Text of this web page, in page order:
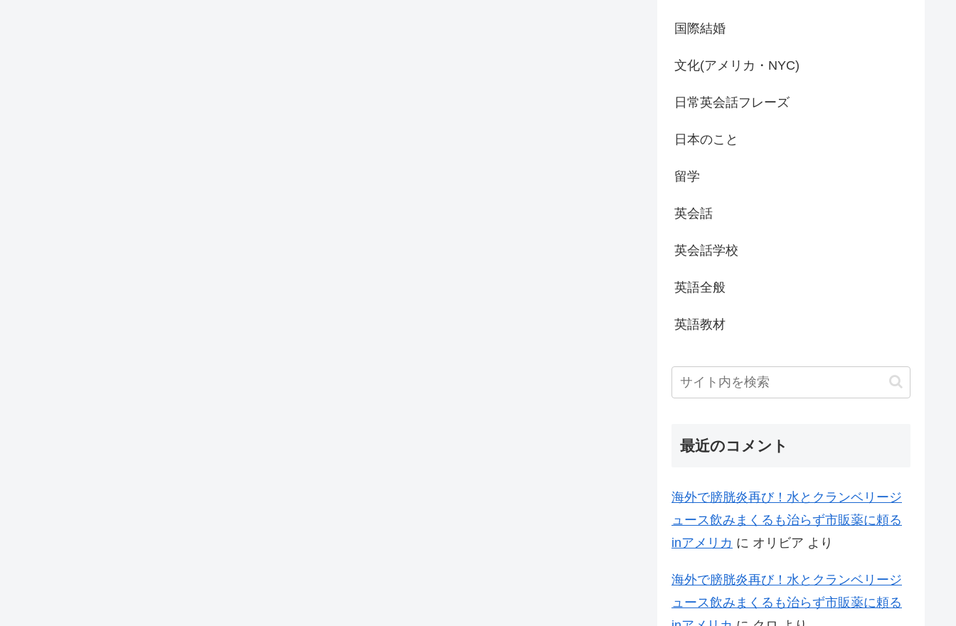
国際結婚
文化(アメリカ・NYC)
日常英会話フレーズ
日本のこと
留学
英会話
英会話学校
英語全般
英語教材
最近のコメント
海外で膀胱炎再び！水とクランベリージ
ュース飲みまくるも治らず市販薬に頼る
inアメリカ に オリビア より
海外で膀胱炎再び！水とクランベリージ
ュース飲みまくるも治らず市販薬に頼る